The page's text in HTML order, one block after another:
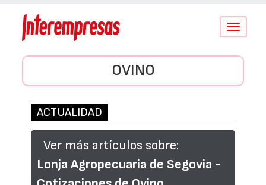
Conmutar
OVINO
ACTUALIDAD
Ver más artículos sobre:
Lonja Agropecuaria de Segovia -